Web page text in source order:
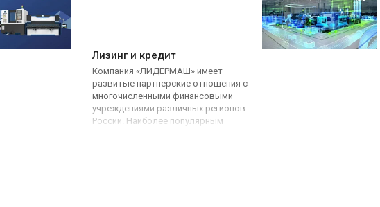
Лизинг и кредит
Компания «ЛИДЕРМАШ» имеет
развитые партнерские отношения с
многочисленными финансовыми
учреждениями различных регионов
России. Наиболее популярным